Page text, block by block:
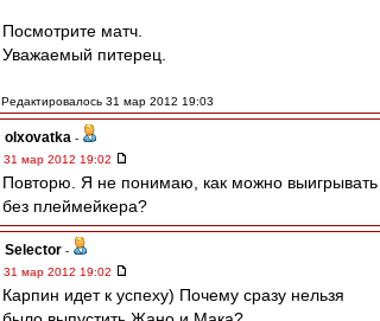
Посмотрите матч.
Уважаемый питерец.
Редактировалось 31 мар 2012 19:03
olxovatka -
31 мар 2012 19:02
Повторю. Я не понимаю, как можно выигрывать
без плеймейкера?
Selector -
31 мар 2012 19:02
Карпин идет к успеху) Почему сразу нельзя